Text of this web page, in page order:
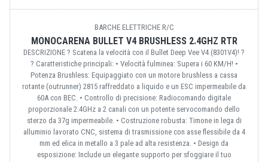
BARCHE ELETTRICHE R/C
MONOCARENA BULLET V4 BRUSHLESS 2.4GHZ RTR
DESCRIZIONE ? Scatena la velocità con il Bullet Deep Vee V4 (8301V4)! ?
? Caratteristiche principali: • Velocità fulminea: Supera i 60 KM/H! •
Potenza Brushless: Equipaggiato con un motore brushless a cassa
rotante (outrunner) 2815 raffreddato a liquido e un ESC impermeabile da
60A con BEC. • Controllo di precisione: Radiocomando digitale
proporzionale 2.4GHz a 2 canali con un potente servocomando dello
sterzo da 37g impermeabile. • Costruzione robusta: Timone in lega di
alluminio lavorato CNC, sistema di trasmissione con asse flessibile da 4
mm ed elica in metallo a 3 pale ad alta resistenza. • Design da
esposizione: Include un elegante supporto per sfoggiare il tuo